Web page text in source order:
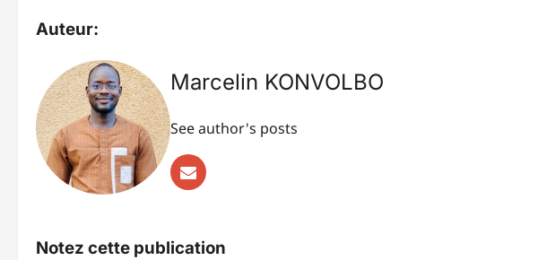
Auteur:
Marcelin KONVOLBO
See author's posts
Notez cette publication